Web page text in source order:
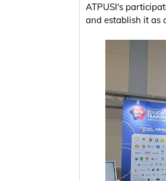
ATPUSI's
and establish it as